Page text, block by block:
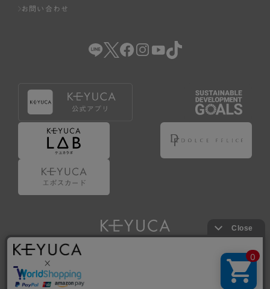
いる場合。
（5） その他、本規約または個別規定に違反した場合。
4.会員登録が取り消された場合においても、当該会員は、
弊社とのお取引等により既に発生した支払義務等の取引上
の義務および本規約上の義務の履行責任を免れないものと
します。
5.仮登録とは、ケユカが提供するアプリ等でサービスを利
用するための簡易的な会員登録（以下「仮登録」といいま
6.仮登録をすることで、第9条のポイント付与を受けるこ
とができます。
7.仮登録状態はポイントの利用は行えず、第3条1項の通り
に登録完了することでポイント利用が行えるようになりま
す。
お問い合わせ
Copyright © KAWAJUN Co., Ltd. All Rights Reserved.